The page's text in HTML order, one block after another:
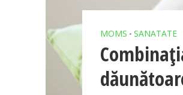
MOMS • SANATATE